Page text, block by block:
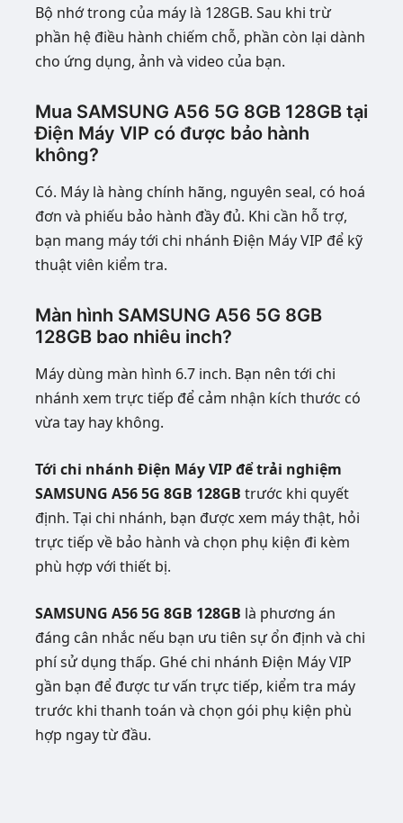
Bộ nhớ trong của máy là 128GB. Sau khi trừ
phần hệ điều hành chiếm chỗ, phần còn lại dành
cho ứng dụng, ảnh và video của bạn.
Mua SAMSUNG A56 5G 8GB 128GB tại
Điện Máy VIP có được bảo hành
không?
Có. Máy là hàng chính hãng, nguyên seal, có hoá
đơn và phiếu bảo hành đầy đủ. Khi cần hỗ trợ,
bạn mang máy tới chi nhánh Điện Máy VIP để kỹ
thuật viên kiểm tra.
Màn hình SAMSUNG A56 5G 8GB
128GB bao nhiêu inch?
Máy dùng màn hình 6.7 inch. Bạn nên tới chi
nhánh xem trực tiếp để cảm nhận kích thước có
vừa tay hay không.
Tới chi nhánh Điện Máy VIP để trải nghiệm
SAMSUNG A56 5G 8GB 128GB trước khi quyết
định. Tại chi nhánh, bạn được xem máy thật, hỏi
trực tiếp về bảo hành và chọn phụ kiện đi kèm
phù hợp với thiết bị.
SAMSUNG A56 5G 8GB 128GB là phương án
đáng cân nhắc nếu bạn ưu tiên sự ổn định và chi
phí sử dụng thấp. Ghé chi nhánh Điện Máy VIP
gần bạn để được tư vấn trực tiếp, kiểm tra máy
trước khi thanh toán và chọn gói phụ kiện phù
hợp ngay từ đầu.